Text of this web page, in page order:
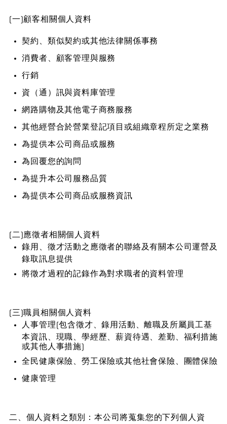
(一)顧客相關個人資料
契約、類似契約或其他法律關係事務
消費者、顧客管理與服務
行銷
資（通）訊與資料庫管理
網路購物及其他電子商務服務
其他經營合於營業登記項目或組織章程所定之業務
為提供本公司商品或服務
為回覆您的詢問
為提升本公司服務品質
為提供本公司商品或服務資訊
(二)應徵者相關個人資料
錄用、徵才活動之應徵者的聯絡及有關本公司運營及
錄取訊息提供
將徵才過程的記錄作為對求職者的資料管理
(三)職員相關個人資料
人事管理(包含徵才、錄用活動、離職及所屬員工基
本資訊、現職、學經歷、薪資待遇、差勤、福利措施
或其他人事措施)
全民健康保險、勞工保險或其他社會保險、團體保險
健康管理
二、個人資料之類別：本公司將蒐集您的下列個人資